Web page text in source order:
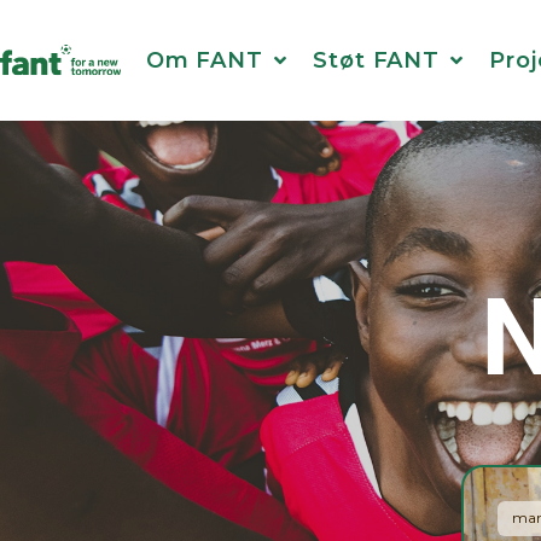
Om FANT Støt FANT